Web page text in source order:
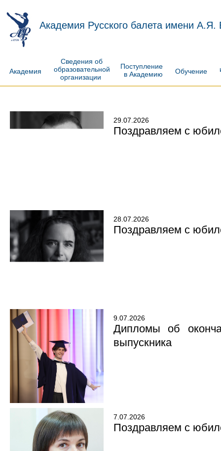
Академия Русского балета имени А.Я.
Академия
Сведения об
образовательной
организации
Поступление
в Академию
Обучение
29.07.2026
Поздравляем с
28.07.2026
Поздравляем с
9.07.2026
Дипломы об
выпускника
7.07.2026
Поздравляем с